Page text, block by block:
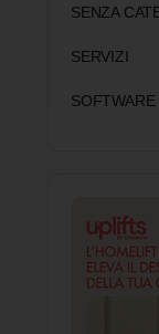
SENZA
SERVIZI
SOFTWARE